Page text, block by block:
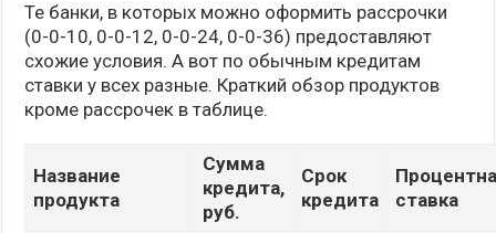
Те банки, в которых можно оформить рассрочки
(0-0-10, 0-0-12, 0-0-24, 0-0-36) предоставляют
схожие условия. А вот по обычным кредитам
ставки у всех разные. Краткий обзор продуктов
кроме рассрочек в таблице.
Название
продукта
Сумма
кредита,
руб.
Срок
кредита
ставка